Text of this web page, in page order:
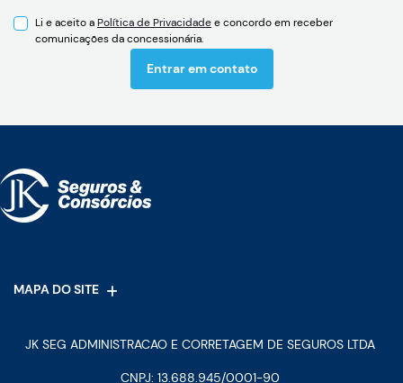
Li e aceito aPolítica de Privacidadee concordo em receber
comunicações da concessionária.
Entrar em contato
MAPA DO SITE
JK SEG ADMINISTRACAO E CORRETAGEM DE SEGUROS LTDA
CNPJ: 13.688.945/0001-90